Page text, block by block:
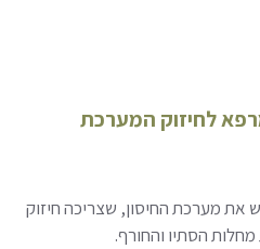
6 צמחי מרפא לחיזוק המערכת
את מערכת החיסון, שצריכה חיזוק
הסתיו והחורף.